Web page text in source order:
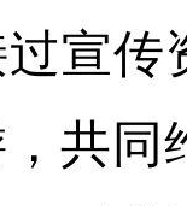
宣传
共同